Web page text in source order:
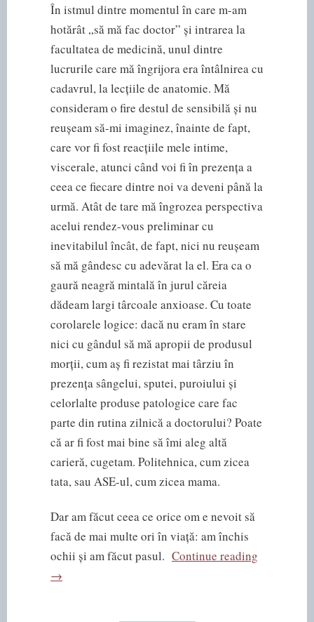
În istmul dintre momentul în care m-am
hotărât „să mă fac doctor” și intrarea la
facultatea de medicină, unul dintre
lucrurile care mă îngrijora era întâlnirea cu
cadavrul, la lecțiile de anatomie. Mă
consideram o fire destul de sensibilă și nu
reușeam să-mi imaginez, înainte de fapt,
care vor fi fost reacțiile mele intime,
viscerale, atunci când voi fi în prezența a
ceea ce fiecare dintre noi va deveni până la
urmă. Atât de tare mă îngrozea perspectiva
acelui rendez-vous preliminar cu
inevitabilul încât, de fapt, nici nu reușeam
să mă gândesc cu adevărat la el. Era ca o
gaură neagră mintală în jurul căreia
dădeam largi târcoale anxioase. Cu toate
corolarele logice: dacă nu eram în stare
nici cu gândul să mă apropii de produsul
morții, cum aș fi rezistat mai târziu în
prezența sângelui, sputei, puroiului și
celorlalte produse patologice care fac
parte din rutina zilnică a doctorului? Poate
că ar fi fost mai bine să îmi aleg altă
carieră, cugetam. Politehnica, cum zicea
tata, sau ASE-ul, cum zicea mama.
Dar am făcut ceea ce orice om e nevoit să
facă de mai multe ori în viață: am închis
ochii și am făcut pasul. Continue reading
→